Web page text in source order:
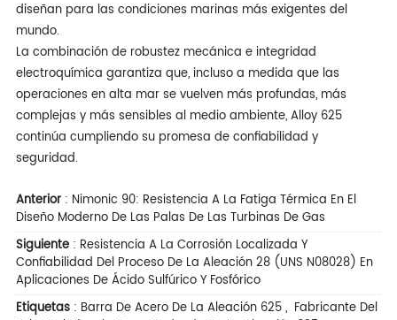
diseñan para las condiciones marinas más exigentes del
mundo.
La combinación de robustez mecánica e integridad
electroquímica garantiza que, incluso a medida que las
operaciones en alta mar se vuelven más profundas, más
complejas y más sensibles al medio ambiente, Alloy 625
continúa cumpliendo su promesa de confiabilidad y
seguridad.
Anterior: Nimonic 90: Resistencia A La Fatiga Térmica En El
Diseño Moderno De Las Palas De Las Turbinas De Gas
Siguiente: Resistencia A La Corrosión Localizada Y
Confiabilidad Del Proceso De La Aleación 28 (UNS N08028) En
Aplicaciones De Ácido Sulfúrico Y Fosfórico
Etiquetas: Barra De Acero De La Aleación 625, Fabricante Del